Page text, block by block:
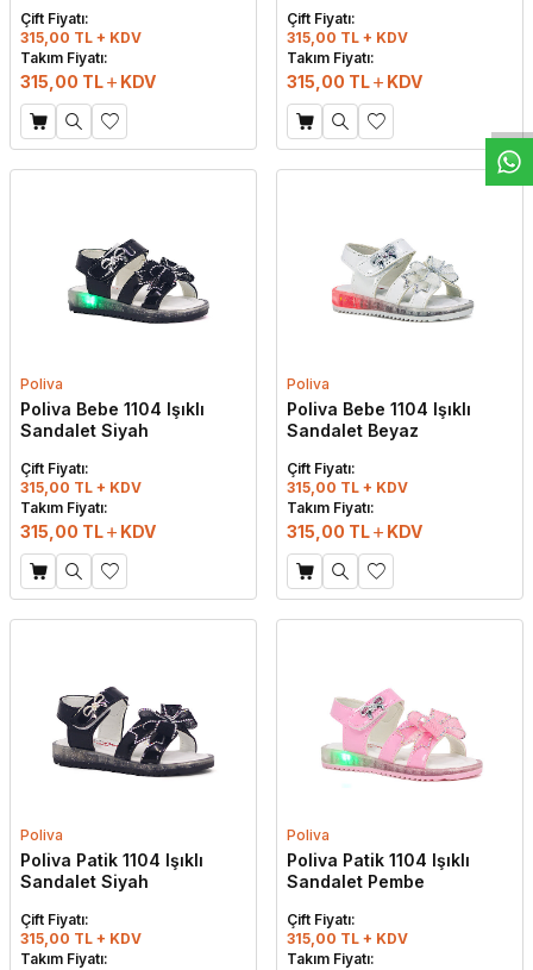
Çift Fiyatı:
315,00 TL + KDV
Takım Fiyatı:
315,00 TL KDV
Çift Fiyatı:
315,00 TL + KDV
Takım Fiyatı:
315,00 TL KDV
Poliva
Poliva Bebe 1104 Işıklı
Sandalet Siyah
Çift Fiyatı:
315,00 TL + KDV
Takım Fiyatı:
315,00 TL KDV
Poliva
Poliva Bebe 1104 Işıklı
Sandalet Beyaz
Çift Fiyatı:
315,00 TL + KDV
Takım Fiyatı:
315,00 TL KDV
Poliva
Poliva Patik 1104 Işıklı
Sandalet Siyah
Çift Fiyatı:
315,00 TL + KDV
Takım Fiyatı:
Poliva
Poliva Patik 1104 Işıklı
Sandalet Pembe
Çift Fiyatı:
315,00 TL + KDV
Takım Fiyatı: